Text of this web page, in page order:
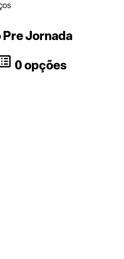
Jornada
0 opções